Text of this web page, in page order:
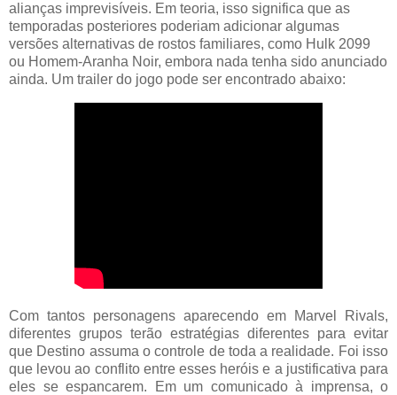
alianças imprevisíveis. Em teoria, isso significa que as
temporadas posteriores poderiam adicionar algumas
versões alternativas de rostos familiares, como Hulk 2099
ou Homem-Aranha Noir, embora nada tenha sido anunciado
ainda. Um trailer do jogo pode ser encontrado abaixo:
Com tantos personagens aparecendo em Marvel Rivals,
diferentes grupos terão estratégias diferentes para evitar
que Destino assuma o controle de toda a realidade. Foi isso
que levou ao conflito entre esses heróis e a justificativa para
eles se espancarem. Em um comunicado à imprensa, o